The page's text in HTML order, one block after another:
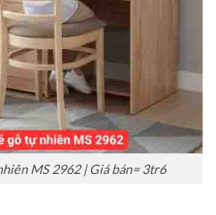
MS 2962 | Giá bán= 3tr6